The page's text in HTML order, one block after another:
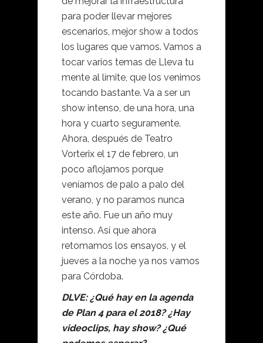
para poder llevar mejores
escenarios, mejor show a todos
los lugares que vamos. Vamos a
tocar varios temas de Lleva tu
mente al límite, que los venimos
tocando bastante. Va a ser un
show intenso, de una hora, una
hora y cuarto seguramente.
Ahora, después de Teatro
Vorterix el 17 de febrero, un
poco aflojamos porque
veníamos de palo a palo del
verano, y no paramos nunca
este año. Fue un año muy
intenso. Así que ahora
retomamos los ensayos, y el
jueves a la noche ya nos vamos
para Córdoba.
DLVE: ¿Qué hay en la agenda
de Plan 4 para el 2018? ¿Hay
videoclips, hay show? ¿Qué